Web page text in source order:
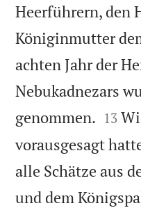
Heerführern, den
Königinmutter
achten Jahr der
Nebukadnezars
genommen. 

13
vorausgesagt
alle Schätze aus
und dem